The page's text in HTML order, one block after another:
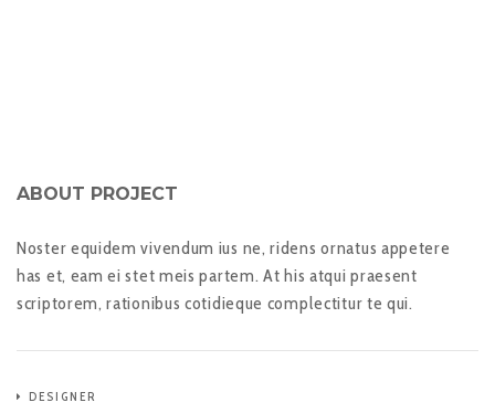
ABOUT PROJECT
Noster equidem vivendum ius ne, ridens ornatus appetere
has et, eam ei stet meis partem. At his atqui praesent
scriptorem, rationibus cotidieque complectitur te qui.
DESIGNER